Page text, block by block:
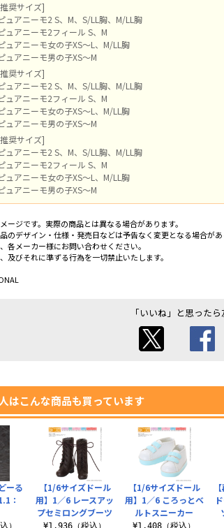
奨サイズ]
ュアニーモ2 S、M、S/LL胸、M/LL胸
ュアニーモ2フィール S、M
ュアニーモ女の子XS～L、M/LL胸
ュアニーモ男の子XS～M
奨サイズ]
ュアニーモ2 S、M、S/LL胸、M/LL胸
ュアニーモ2フィール S、M
ュアニーモ女の子XS～L、M/LL胸
ュアニーモ男の子XS～M
奨サイズ]
ュアニーモ2 S、M、S/LL胸、M/LL胸
ュアニーモ2フィール S、M
ュアニーモ女の子XS～L、M/LL胸
ュアニーモ男の子XS～M
ージです。実際の商品とは異なる場合があります。
のデザイン・仕様・発売日などは予告なく変更となる場合があ
各メーカー様にお問い合わせください。
及びそれに準ずる行為を一切禁止いたします。
「いいね」と思った
はこんな商品も買っています
【1/6サイズドール
用】1／6 ころっとベ
ルトスニーカー
¥1,408（税込）
ーる
：
）
【1/6サイズドール
用】1／6 レースアッ
プセミロングブーツ
¥1,936（税込）